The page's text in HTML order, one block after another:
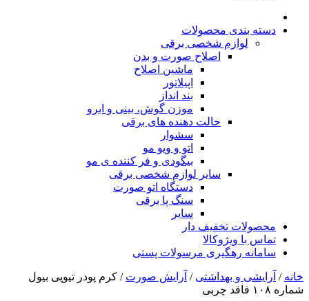
دسته بندی محصولات
لوازم شخصی برقی
اصلاح صورت و بدن
ماشین اصلاح
اپیلاتور
بند انداز
موزن گوش، بینی و ابرو
حالت دهنده های برقی
سشوار
اتو و ویو مو
بیگودی و فر کننده ی مو
سایر لوازم شخصی برقی
دستگاه اتو صورت
سنگ پا برقی
سایر
محصولات تخفیف دار
تماس با ویژوکالا
سامانه رهگیری مرسولات پستی
خانه / آرایشی و بهداشتی / آرایش صورت / کرم پودر تیوپی بیول
شماره ۱۰۸ فاقد چربی